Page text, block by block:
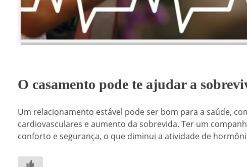
O casamento pode te ajudar a
Um relacionamento estável pode ser bom para a saúde,
cardiovasculares e aumento da sobrevida. Ter um
conforto e segurança, o que diminui a atividade de